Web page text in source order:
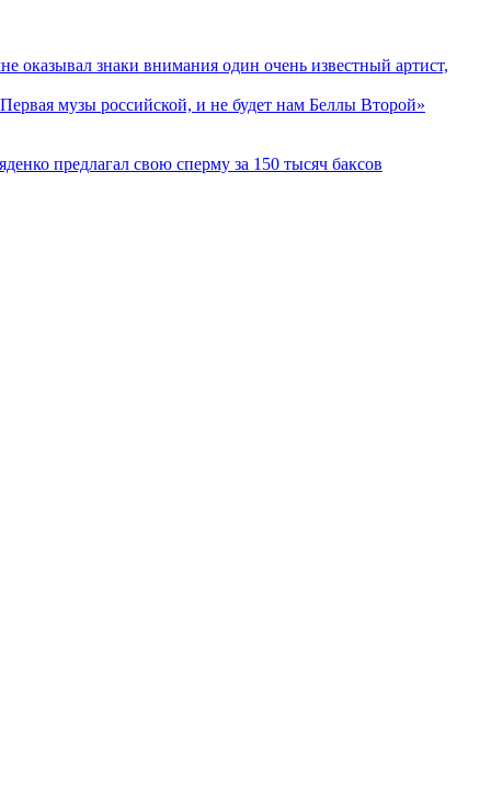
знаки внимания один очень известный артист,
музы российской, и не будет нам Беллы Второй»
предлагал свою сперму за 150 тысяч баксов